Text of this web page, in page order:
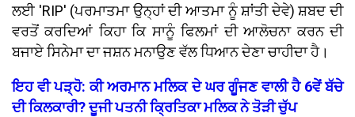
ਲਈ 'RIP' (ਪਰਮਾਤਮਾ ਉਨ੍ਹਾਂ ਦੀ ਆਤਮਾ ਨੂੰ ਸ਼ਾਂਤੀ ਦੇਵੇ) ਸ਼ਬਦ ਦੀ
ਵਰਤੋਂ ਕਰਦਿਆਂ ਕਿਹਾ ਕਿ ਸਾਨੂੰ ਫਿਲਮਾਂ ਦੀ ਆਲੋਚਨਾ ਕਰਨ ਦੀ
ਬਜਾਏ ਸਿਨੇਮਾ ਦਾ ਜਸ਼ਨ ਮਨਾਉਣ ਵੱਲ ਧਿਆਨ ਦੇਣਾ ਚਾਹੀਦਾ ਹੈ।
ਇਹ ਵੀ ਪੜ੍ਹੋ: ਕੀ ਅਰਮਾਨ ਮਲਿਕ ਦੇ ਘਰ ਗੂੰਜਣ ਵਾਲੀ ਹੈ 6ਵੇਂ ਬੱਚੇ
ਦੀ ਕਿਲਕਾਰੀ? ਦੂਜੀ ਪਤਨੀ ਕ੍ਰਿਤਿਕਾ ਮਲਿਕ ਨੇ ਤੋੜੀ ਚੁੱਪ